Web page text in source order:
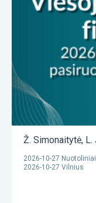
Ž. Simonaitytė, L.
2026-10-27
2026-10-27 Vilnius